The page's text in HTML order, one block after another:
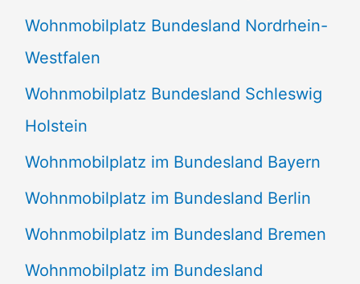
Wohnmobilplatz Bundesland Nordrhein-
Westfalen
Wohnmobilplatz Bundesland Schleswig
Holstein
Wohnmobilplatz im Bundesland Bayern
Wohnmobilplatz im Bundesland Berlin
Wohnmobilplatz im Bundesland Bremen
Wohnmobilplatz im Bundesland